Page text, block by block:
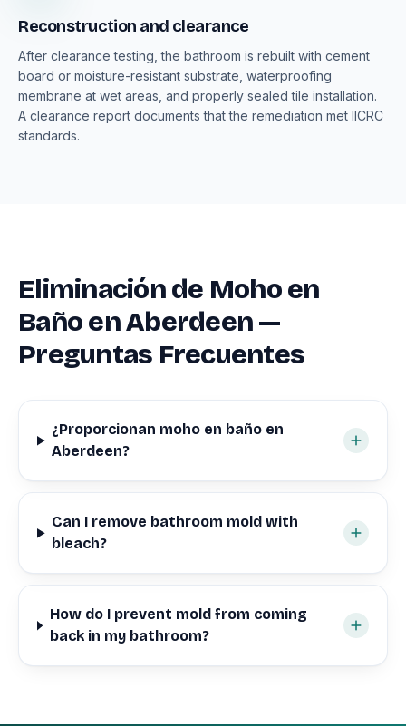
Reconstruction and clearance
After clearance testing, the bathroom is rebuilt with cement
board or moisture-resistant substrate, waterproofing
membrane at wet areas, and properly sealed tile installation.
A clearance report documents that the remediation met IICRC
standards.
Eliminación de Moho en
Baño en Aberdeen —
Preguntas Frecuentes
¿Proporcionan moho en baño en
Aberdeen?
Can I remove bathroom mold with
bleach?
How do I prevent mold from coming
back in my bathroom?